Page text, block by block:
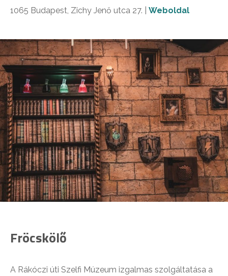
1065 Budapest, Zichy Jenő utca 27. | Weboldal
Fröcskölő
A Rákóczi úti Szelfi Múzeum izgalmas szolgáltatása a